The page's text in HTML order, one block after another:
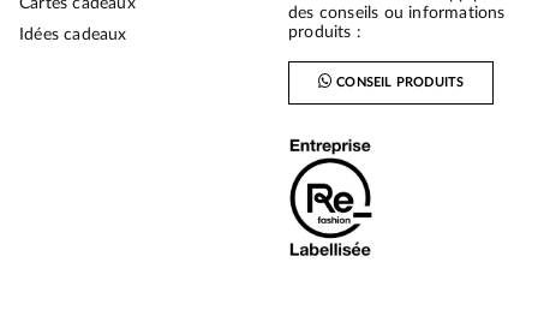
Cartes cadeaux
Idées cadeaux
des conseils ou informations
produits :
CONSEIL PRODUITS